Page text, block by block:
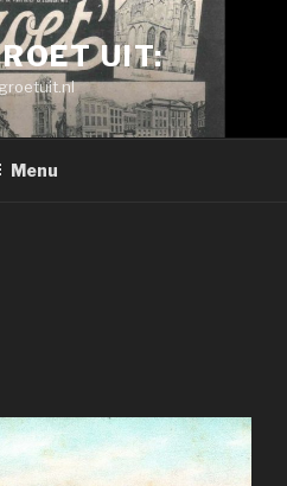
UIT:
Menu